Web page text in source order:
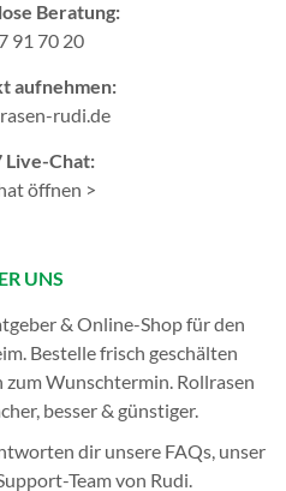
Beratung:
91 70 20
aufnehmen:
rudi.de
Live-Chat:
öffnen >
UNS
& Online-Shop für den
Bestelle frisch geschälten
zum Wunschtermin. Rollrasen
besser & günstiger.
dir unsere FAQs, unser
Teamvon Rudi.